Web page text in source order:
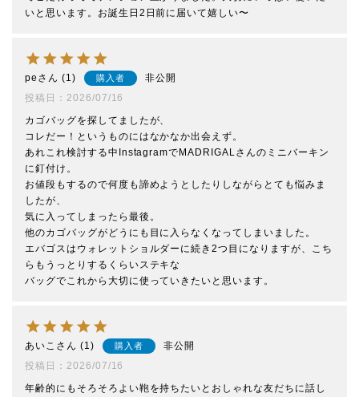
いと思います。お誕生日2日前に届いて嬉しい〜
pe 1 購入者
非公開
投稿日
2026/07/16
カゴバッグを探してましたが、
コレだー！というものにはなかなか出会えず。
あれこれ検討する中InstagramでMADRIGALさんのミニバーキン
に釘付け。
お値段もするので何度も諦めようとしたりしながらとても悩みま
したが、
気に入ってしまったら最後。
他のカゴバッグがどうにも目に入らなくなってしまいました。
エバゴスはウォレットショルダーに続き2つ目になりますが、こち
らもうっとりするくらいステキな
バッグでこれから大切に使っていきたいと思います。
あいこ 1 購入者
非公開
投稿日
2026/07/16
年齢的にもそろそろよい鞄を持ちたいとおしゃれな友だちに話し